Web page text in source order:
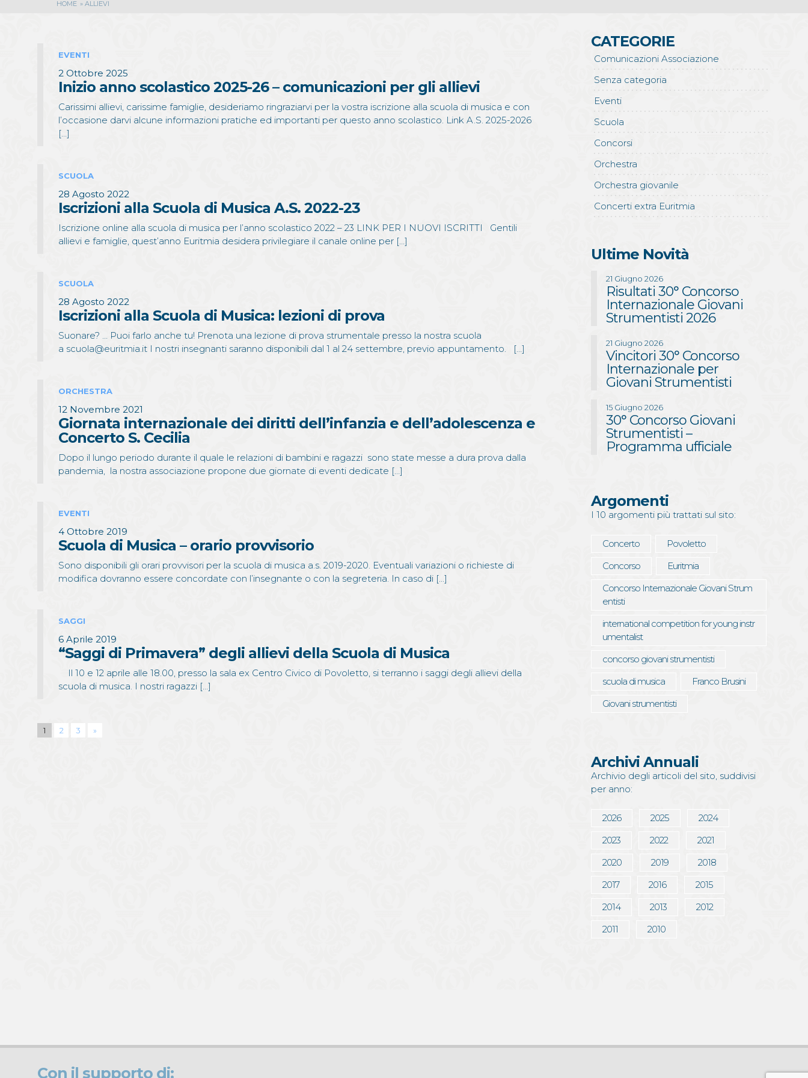
HOME » ALLIEVI
EVENTI
2 Ottobre 2025
Inizio anno scolastico 2025-26 – comunicazioni per gli allievi
Carissimi allievi, carissime famiglie, desideriamo ringraziarvi per la vostra iscrizione alla scuola di musica e con
l’occasione darvi alcune informazioni pratiche ed importanti per questo anno scolastico. Link A.S. 2025-2026
[…]
SCUOLA
28 Agosto 2022
Iscrizioni alla Scuola di Musica A.S. 2022-23
Iscrizione online alla scuola di musica per l’anno scolastico 2022 – 23 LINK PER I NUOVI ISCRITTI Gentili
allievi e famiglie, quest’anno Euritmia desidera privilegiare il canale online per […]
SCUOLA
28 Agosto 2022
Iscrizioni alla Scuola di Musica: lezioni di prova
Suonare? … Puoi farlo anche tu! Prenota una lezione di prova strumentale presso la nostra scuola
a scuola@euritmia.it I nostri insegnanti saranno disponibili dal 1 al 24 settembre, previo appuntamento. […]
ORCHESTRA
12 Novembre 2021
Giornata internazionale dei diritti dell’infanzia e dell’adolescenza e
Concerto S. Cecilia
Dopo il lungo periodo durante il quale le relazioni di bambini e ragazzi sono state messe a dura prova dalla
pandemia, la nostra associazione propone due giornate di eventi dedicate […]
EVENTI
4 Ottobre 2019
Scuola di Musica – orario provvisorio
Sono disponibili gli orari provvisori per la scuola di musica a.s. 2019-2020. Eventuali variazioni o richieste di
modifica dovranno essere concordate con l’insegnante o con la segreteria. In caso di […]
SAGGI
6 Aprile 2019
“Saggi di Primavera” degli allievi della Scuola di Musica
Il 10 e 12 aprile alle 18.00, presso la sala ex Centro Civico di Povoletto, si terranno i saggi degli allievi della
scuola di musica. I nostri ragazzi […]
Pagination
1 2 3 »
CATEGORIE
Comunicazioni Associazione
Senza categoria
Eventi
Scuola
Concorsi
Orchestra
Orchestra giovanile
Concerti extra Euritmia
Ultime Novità
21 Giugno 2026
Risultati 30° Concorso
Internazionale Giovani
Strumentisti 2026
21 Giugno 2026
Vincitori 30° Concorso
Internazionale per
Giovani Strumentisti
15 Giugno 2026
30° Concorso Giovani
Strumentisti –
Programma ufficiale
Argomenti
I 10 argomenti più trattati sul sito:
Concerto
Povoletto
Concorso
Euritmia
Concorso Internazionale Giovani Strum
entisti
international competition for young instr
umentalist
concorso giovani strumentisti
scuola di musica
Franco Brusini
Giovani strumentisti
Archivi Annuali
Archivio degli articoli del sito, suddivisi
per anno:
2026 2025
2024
2023
2022
2021
2020
2019
2018
2017
2016
2015
2014
2013
2012
2011
2010
Con il supporto di: